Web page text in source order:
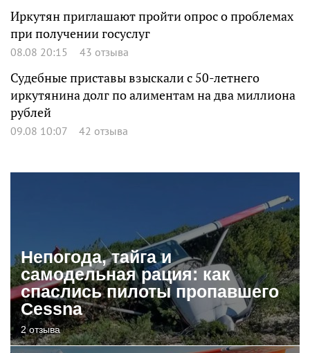
Иркутян приглашают пройти опрос о проблемах
при получении госуслуг
08.08 20:15 43 отзыва
Судебные приставы взыскали с 50-летнего
иркутянина долг по алиментам на два миллиона
рублей
09.08 10:07 42 отзыва
Непогода, тайга и
самодельная рация: как
спаслись пилоты пропавшего
Cessna
2 отзыва